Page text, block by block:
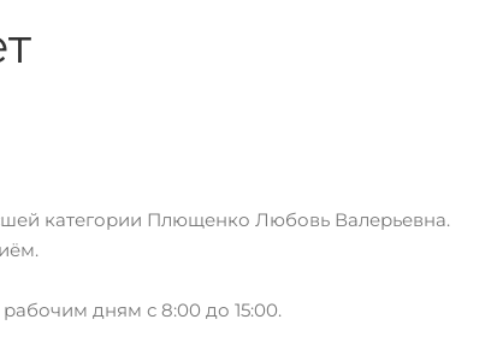
категории Плющенко Любовь Валерьевна.
дням с 8:00 до 15:00.